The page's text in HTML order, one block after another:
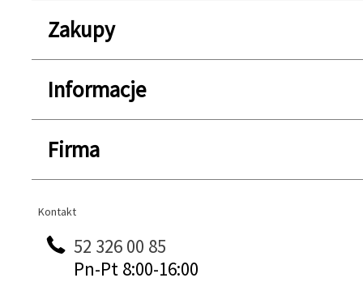
Zakupy
Informacje
Firma
Kontakt
Kontakt
52 326 00 85
Pn-Pt 8:00-16:00